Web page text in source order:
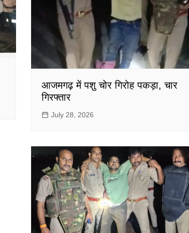
आजमगढ़ में पशु चोर गिरोह पकड़ा, चार
गिरफ्तार
July 28, 2026